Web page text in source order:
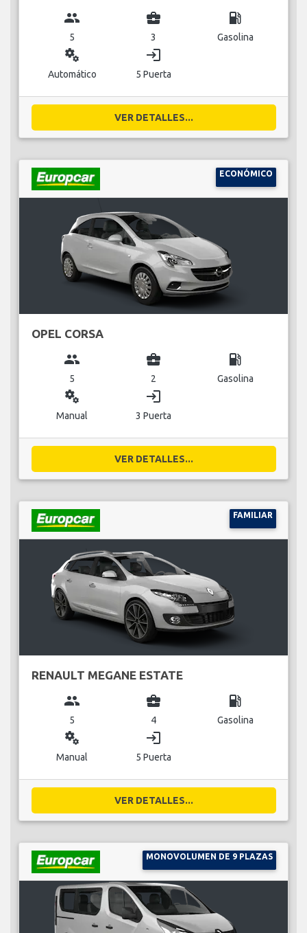
group
5
business_center
3
local_gas_station
Gasolina
miscellaneous_services
Automático
login
5 Puerta
VER DETALLES...
ECONÓMICO
OPEL CORSA
group
5
business_center
2
local_gas_station
Gasolina
miscellaneous_services
Manual
login
3 Puerta
VER DETALLES...
FAMILIAR
RENAULT MEGANE ESTATE
group
5
business_center
4
local_gas_station
Gasolina
miscellaneous_services
Manual
login
5 Puerta
VER DETALLES...
MONOVOLUMEN DE 9 PLAZAS